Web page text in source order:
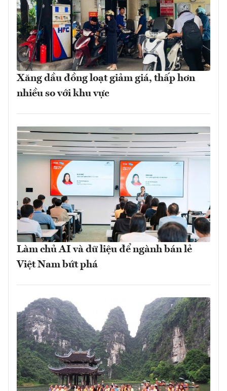
Xăng dầu đồng loạt giảm giá, thấp hơn
nhiều so với khu vực
Làm chủ AI và dữ liệu để ngành bán lẻ
Việt Nam bứt phá